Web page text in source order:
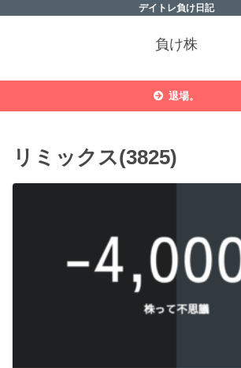
デイトレ負け日記
負け株
退場。
リミックス(3825)